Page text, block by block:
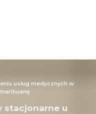
usług medycznych w
stacjonarne u